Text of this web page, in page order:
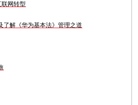
网转型
了解《华为基本法》管理之道